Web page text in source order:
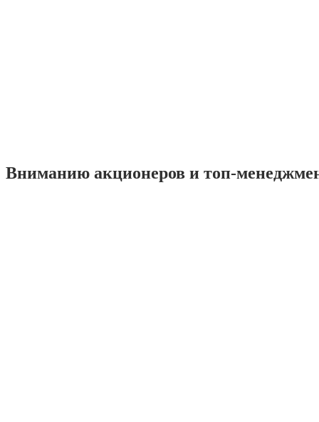
Вниманию акционеров и топ-